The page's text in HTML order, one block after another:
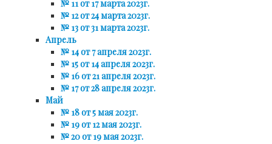
№ 11 от 17 марта 2023г.
№ 12 от 24 марта 2023г.
№ 13 от 31 марта 2023г.
Апрель
№ 14 от 7 апреля 2023г.
№ 15 от 14 апреля 2023г.
№ 16 от 21 апреля 2023г.
№ 17 от 28 апреля 2023г.
Май
№ 18 от 5 мая 2023г.
№ 19 от 12 мая 2023г.
№ 20 от 19 мая 2023г.